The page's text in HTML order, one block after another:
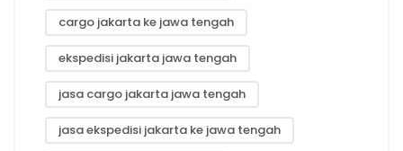
cargo jakarta ke jawa tengah
ekspedisi jakarta jawa tengah
jasa cargo jakarta jawa tengah
jasa ekspedisi jakarta ke jawa tengah